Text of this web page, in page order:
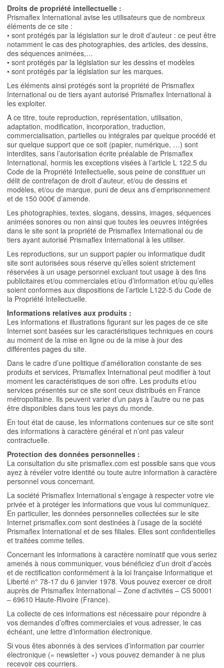
Droits de propriété intellectuelle :
Prismaflex International avise les utilisateurs que de nombreux
éléments de ce site :
• sont protégés par la législation sur le droit d’auteur : ce peut être
notamment le cas des photographies, des articles, des dessins,
des séquences animées,…
• sont protégés par la législation sur les dessins et modèles
• sont protégés par la législation sur les marques.
Les éléments ainsi protégés sont la propriété de Prismaflex
International ou de tiers ayant autorisé Prismaflex International à
les exploiter.
A ce titre, toute reproduction, représentation, utilisation,
adaptation, modification, incorporation, traduction,
commercialisation, partielles ou intégrales par quelque procédé et
sur quelque support que ce soit (papier, numérique, …) sont
interdites, sans l’autorisation écrite préalable de Prismaflex
International, hormis les exceptions visées à l’article L 122.5 du
Code de la Propriété Intellectuelle, sous peine de constituer un
délit de contrefaçon de droit d’auteur, et/ou de dessins et
modèles, et/ou de marque, puni de deux ans d’emprisonnement
et de 150 000€ d’amende.
Les photographies, textes, slogans, dessins, images, séquences
animées sonores ou non ainsi que toutes les oeuvres intégrées
dans le site sont la propriété de Prismaflex International ou de
tiers ayant autorisé Prismaflex International à les utiliser.
Les reproductions, sur un support papier ou informatique dudit
site sont autorisées sous réserve qu’elles soient strictement
réservées à un usage personnel excluant tout usage à des fins
publicitaires et/ou commerciales et/ou d’information et/ou qu’elles
soient conformes aux dispositions de l’article L122-5 du Code de
la Propriété Intellectuelle.
Informations relatives aux produits :
Les informations et illustrations figurant sur les pages de ce site
Internet sont basées sur les caractéristiques techniques en cours
au moment de la mise en ligne ou de la mise à jour des
différentes pages du site.
Dans le cadre d’une politique d’amélioration constante de ses
produits et services, Prismaflex International peut modifier à tout
moment les caractéristiques de son offre. Les produits et/ou
services présentés sur ce site sont ceux distribués en France
métropolitaine. Ils peuvent varier d’un pays à l’autre ou ne pas
être disponibles dans tous les pays du monde.
En tout état de cause, les informations contenues sur ce site sont
des informations à caractère général et n’ont pas valeur
contractuelle.
Protection des données personnelles :
La consultation du site prismaflex.com est possible sans que vous
ayez à révéler votre identité ou toute autre information à caractère
personnel vous concernant.
La société Prismaflex International s’engage à respecter votre vie
privée et à protéger les informations que vous lui communiquez.
En particulier, les données personnelles collectées sur le site
Internet prismaflex.com sont destinées à l’usage de la société
Prismaflex International et de ses filiales. Elles sont confidentielles
et traitées comme telles.
Concernant les informations à caractère nominatif que vous seriez
amenés à nous communiquer, vous bénéficiez d’un droit d’accès
et de rectification conformément à la loi française Informatique et
Liberté n° 78-17 du 6 janvier 1978. Vous pouvez exercer ce droit
auprès de Prismaflex International – Zone d’activités – CS 50001
– 69610 Haute-Rivoire (France).
La collecte de ces informations est nécessaire pour répondre à
vos demandes d’offres commerciales et vous adresser, le cas
échéant, une lettre d’information électronique.
Si vous êtes abonnés à des services d’information par courrier
électronique (« newsletter ») vous pouvez demander à ne plus
recevoir ces courriers.